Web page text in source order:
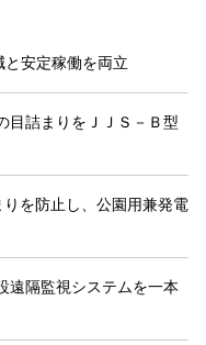
と安定稼働を両立
目詰まりをＪＪＳ－Ｂ型
りを防止し、公園用兼発電
遠隔監視システムを一本